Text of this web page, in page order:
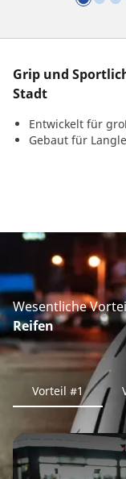
Grip und
Stadt
Entwickelt für
Gebaut für
Wesentliche
Reifen
Vorteil #1